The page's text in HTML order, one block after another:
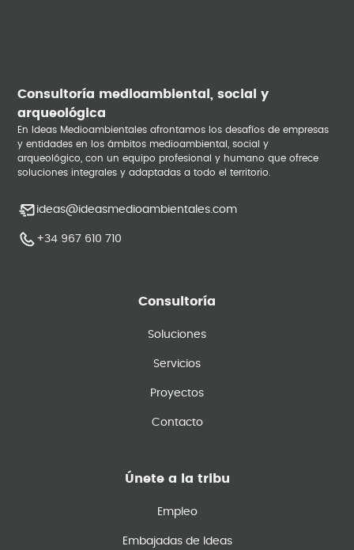
Consultoría medioambiental, social y
arqueológica
En Ideas Medioambientales afrontamos los desafíos de empresas
y entidades en los ámbitos medioambiental, social y
arqueológico, con un equipo profesional y humano que ofrece
soluciones integrales y adaptadas a todo el territorio.
ideas@ideasmedioambientales.com
+34 967 610 710
Consultoría
Soluciones
Servicios
Proyectos
Contacto
Únete a la tribu
Empleo
Embajadas de Ideas